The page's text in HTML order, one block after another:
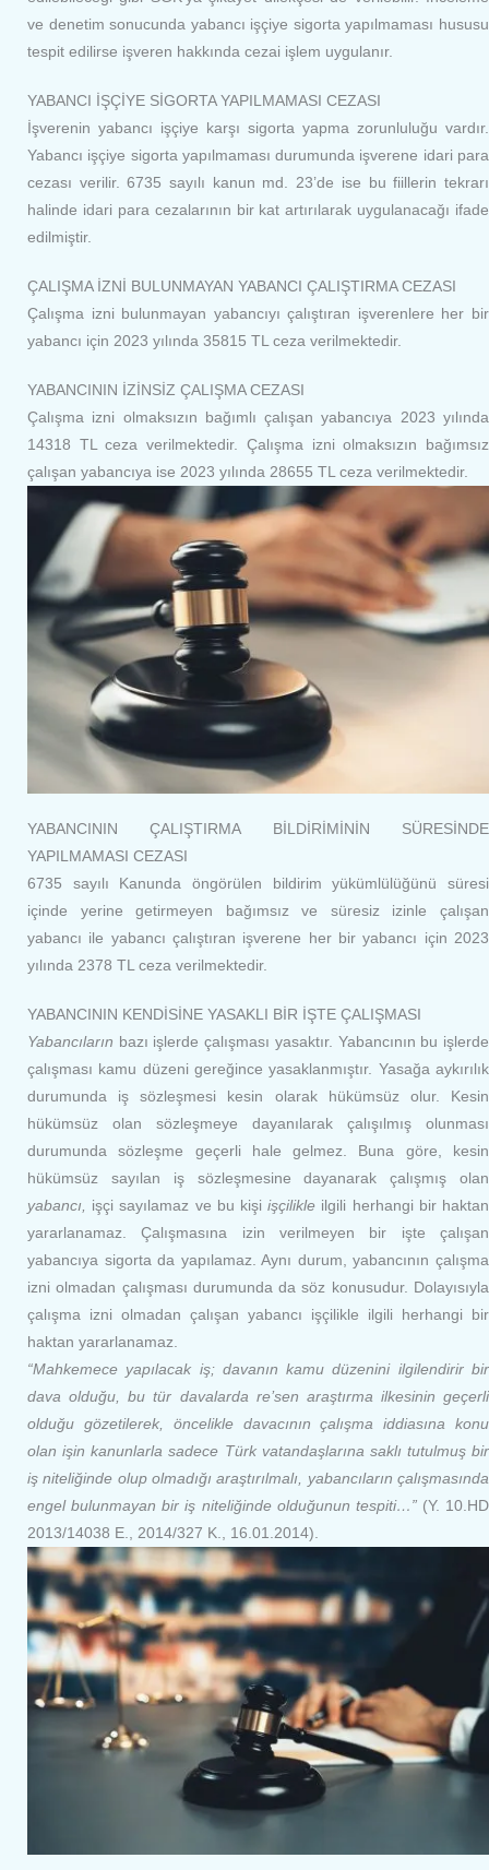
ve denetim sonucunda yabancı işçiye sigorta yapılmaması hususu
tespit edilirse işveren hakkında cezai işlem uygulanır.
YABANCI İŞÇİYE SİGORTA YAPILMAMASI CEZASI
İşverenin yabancı işçiye karşı sigorta yapma zorunluluğu vardır.
Yabancı işçiye sigorta yapılmaması durumunda işverene idari para
cezası verilir. 6735 sayılı kanun md. 23’de ise bu fiillerin tekrarı
halinde idari para cezalarının bir kat artırılarak uygulanacağı ifade
edilmiştir.
ÇALIŞMA İZNİ BULUNMAYAN YABANCI ÇALIŞTIRMA CEZASI
Çalışma izni bulunmayan yabancıyı çalıştıran işverenlere her bir
yabancı için 2023 yılında 35815 TL ceza verilmektedir.
YABANCININ İZİNSİZ ÇALIŞMA CEZASI
Çalışma izni olmaksızın bağımlı çalışan yabancıya 2023 yılında
14318 TL ceza verilmektedir. Çalışma izni olmaksızın bağımsız
çalışan yabancıya ise 2023 yılında 28655 TL ceza verilmektedir.
YABANCININ ÇALIŞTIRMA BİLDİRİMİNİN SÜRESİNDE
YAPILMAMASI CEZASI
6735 sayılı Kanunda öngörülen bildirim yükümlülüğünü süresi
içinde yerine getirmeyen bağımsız ve süresiz izinle çalışan
yabancı ile yabancı çalıştıran işverene her bir yabancı için 2023
yılında 2378 TL ceza verilmektedir.
YABANCININ KENDİSİNE YASAKLI BİR İŞTE ÇALIŞMASI
Yabancıların bazı işlerde çalışması yasaktır. Yabancının bu işlerde
çalışması kamu düzeni gereğince yasaklanmıştır. Yasağa aykırılık
durumunda iş sözleşmesi kesin olarak hükümsüz olur. Kesin
hükümsüz olan sözleşmeye dayanılarak çalışılmış olunması
durumunda sözleşme geçerli hale gelmez. Buna göre, kesin
hükümsüz sayılan iş sözleşmesine dayanarak çalışmış olan
yabancı
işçi sayılamaz ve bu kişiişçilikle ilgili herhangi bir haktan
yararlanamaz. Çalışmasına izin verilmeyen bir işte çalışan
yabancıya sigorta da yapılamaz. Aynı durum, yabancının çalışma
izni olmadan çalışması durumunda da söz konusudur. Dolayısıyla
çalışma izni olmadan çalışan yabancı işçilikle ilgili herhangi bir
haktan yararlanamaz.
“Mahkemece yapılacak iş; davanın kamu düzenini ilgilendirir bir
dava olduğu, bu tür davalarda re’sen araştırma ilkesinin geçerli
olduğu gözetilerek, öncelikle davacının çalışma iddiasına konu
olan işin kanunlarla sadece Türk vatandaşlarına saklı tutulmuş bir
iş niteliğinde olup olmadığı araştırılmalı, yabancıların çalışmasında
engel bulunmayan bir iş niteliğinde olduğunun tespiti…” (Y. 10.HD
2013/14038 E., 2014/327 K., 16.01.2014).